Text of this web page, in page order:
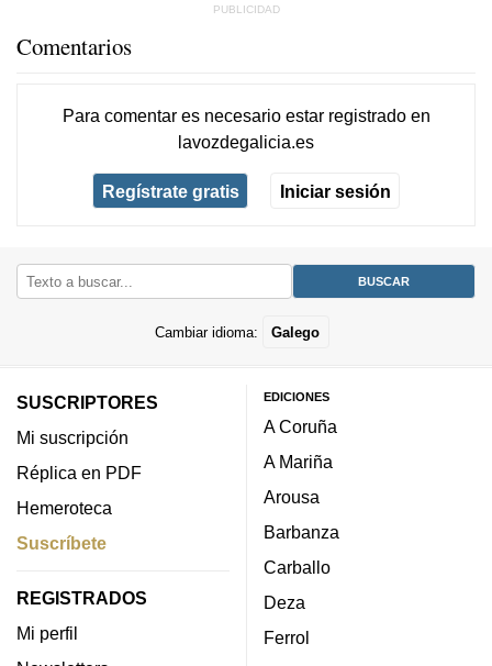
Comentarios
Para comentar es necesario estar registradoen
lavozdegalicia.es
Regístrate gratis Iniciar sesión
Cambiar idioma: Galego
SUSCRIPTORES
Mi suscripción
Réplica en PDF
Hemeroteca
Suscríbete
REGISTRADOS
Mi perfil
EDICIONES
A Coruña
A Mariña
Arousa
Barbanza
Carballo
Deza
Ferrol